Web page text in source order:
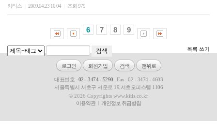
키티스 2009.04.23 10:04 조회 979
6 7 8 9
목록 쓰기
로그인 회원가입 검색 맨위로
대표번호 : 02 - 3474 - 5290
Fax : 02 - 3474 - 4603
서울특별시 서초구 서운로 19,서초오피스텔 1106
© 2026 Copyrights www.kitis.co.kr
이용약관
개인정보 취급방침